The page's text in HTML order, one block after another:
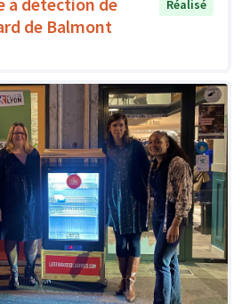
de Balmont
Réalisé